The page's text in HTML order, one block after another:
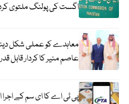
اگست کی پولنگ ملتوی
معاہدے کو عملی شکل
عاصم منیر کا کردار قابل
پی ٹی اے کا ای سم کے اجرا